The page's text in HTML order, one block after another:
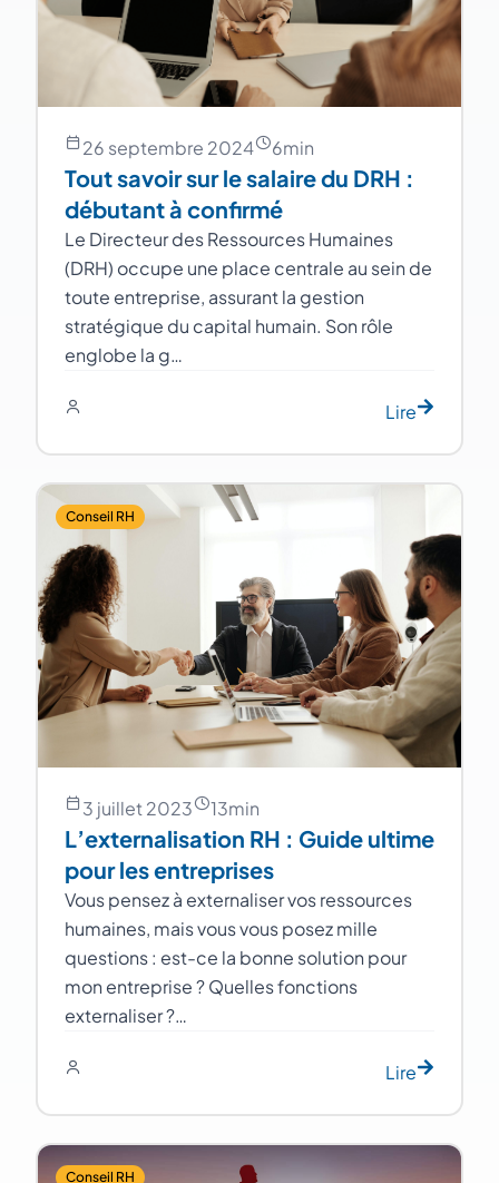
26 septembre 2024 6min
Tout savoir sur le salaire du DRH :
débutant à confirmé
Le Directeur des Ressources Humaines
(DRH) occupe une place centrale au sein de
toute entreprise, assurant la gestion
stratégique du capital humain. Son rôle
englobe la g…
Lire
Conseil RH
3 juillet 2023 13min
L’externalisation RH : Guide ultime
pour les entreprises
Vous pensez à externaliser vos ressources
humaines, mais vous vous posez mille
questions : est-ce la bonne solution pour
mon entreprise ? Quelles fonctions
externaliser ?…
Lire
Conseil RH